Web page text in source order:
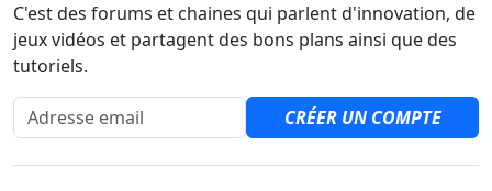
C'est des forums et chaines qui parlent d'innovation, de
jeux vidéos et partagent des bons plans ainsi que des
tutoriels.
Adresse email
CRÉER UN COMPTE